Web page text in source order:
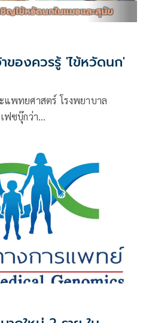
ของควรรู้ 'ไข้หวัดนก'
พทยศาสตร์ โรงพยาบาล
ฟซบุ๊กว่า